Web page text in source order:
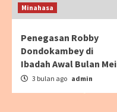
Minahasa
Penegasan Robby
Dondokambey di
Ibadah Awal Bulan Mei
3 bulan ago admin